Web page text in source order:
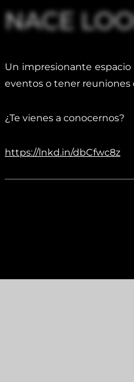
NACE
Un impresionante
eventos o tener reuniones
¿Te vienes a conocernos?
https://lnkd.in/dbCfwc8z